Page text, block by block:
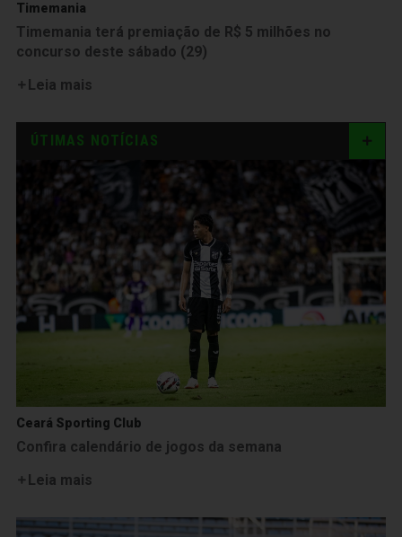
Timemania
Timemania terá premiação de R$ 5 milhões no
concurso deste sábado (29)
Leia mais
ÚTIMAS NOTÍCIAS
Ceará Sporting Club
Confira calendário de jogos da semana
Leia mais